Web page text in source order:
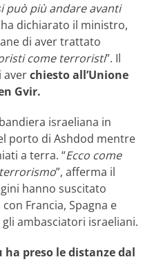
può più andare avanti
ha dichiarato il ministro,
di aver trattato
come terroristi”. Il
averchiesto all’Unione
Gvir.
israeliana in
porto di Ashdod mentre
a terra. “Ecco come
”, afferma il
hanno suscitato
Francia, Spagna e
ambasciatori israeliani.
ha preso le distanze dal